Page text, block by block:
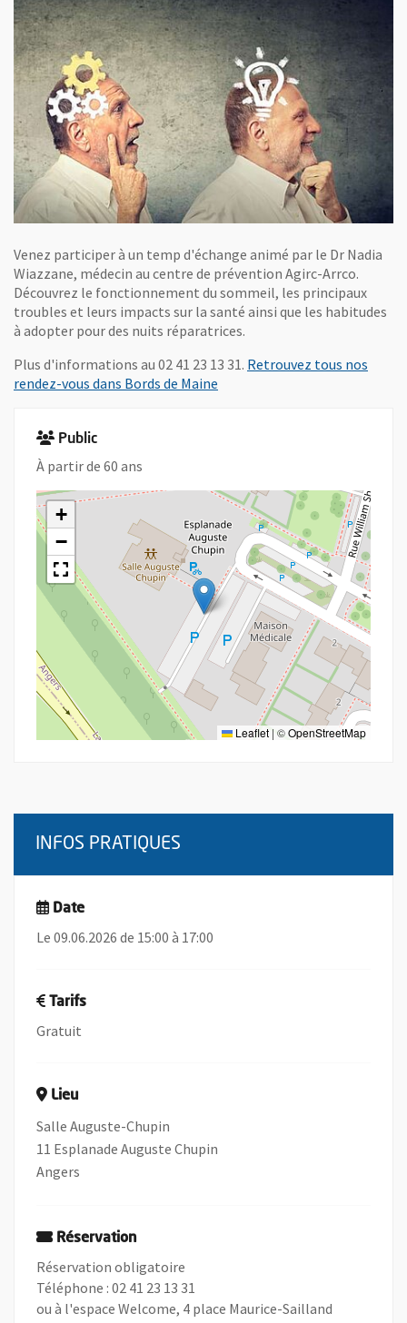
Venez participer à un temp d'échange animé par le Dr Nadia
Wiazzane, médecin au centre de prévention Agirc-Arrco.
Découvrez le fonctionnement du sommeil, les principaux
troubles et leurs impacts sur la santé ainsi que les habitudes
à adopter pour des nuits réparatrices.
Plus d'informations au 02 41 23 13 31. Retrouvez tous nos
rendez-vous dans Bords de Maine
Public
À partir de 60 ans
+
−
Leaflet | ©OpenStreetMap
INFOS PRATIQUES
Date
Le 09.06.2026 de 15:00 à 17:00
Tarifs
Gratuit
Lieu
Salle Auguste-Chupin
11 Esplanade Auguste Chupin
Angers
Réservation
Réservation obligatoire
Téléphone : 02 41 23 13 31
ou à l'espace Welcome, 4 place Maurice-Sailland